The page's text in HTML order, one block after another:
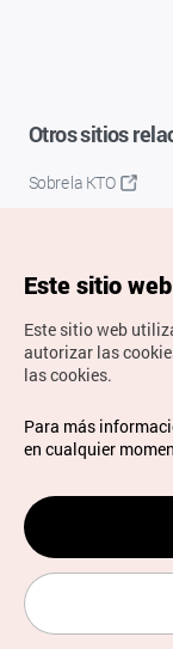
Otros sitios
Sobre la KTO
Copyrights ©
derechos
Para informes
sitio web, dirija
spanish@knto.or.kr
Este sitio
Este sitio web
autorizar las
las cookies.
Para más
en cualquier